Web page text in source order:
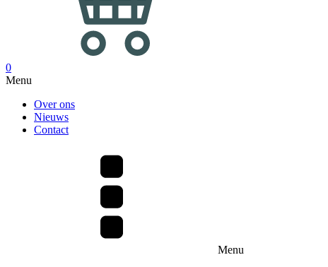
0
Menu
Over ons
Nieuws
Contact
Menu